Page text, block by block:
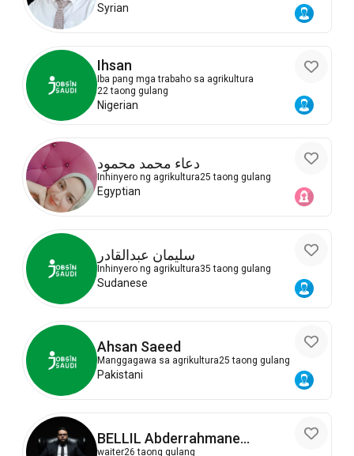
Syrian
Ihsan
Iba pang mga trabaho sa agrikultura
22 taong gulang
Nigerian
دعاء محمد محمود
Inhinyero ng agrikultura25 taong gulang
Egyptian
سليمان عبدالقادر
Inhinyero ng agrikultura35 taong gulang
Sudanese
Ahsan Saeed
Manggagawa sa agrikultura25 taong gulang
Pakistani
BELLIL Abderrahmane
waiter26 taong gulang